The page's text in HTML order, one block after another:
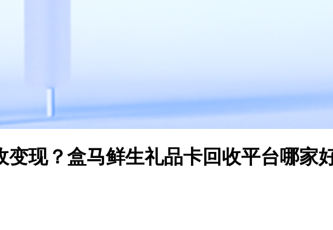
变现？盒马鲜生礼品卡回收平台哪家